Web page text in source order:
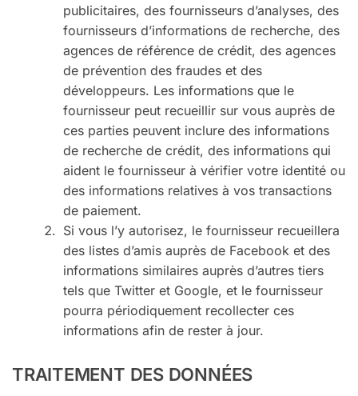
publicitaires, des fournisseurs d’analyses, des
fournisseurs d’informations de recherche, des
agences de référence de crédit, des agences
de prévention des fraudes et des
développeurs. Les informations que le
fournisseur peut recueillir sur vous auprès de
ces parties peuvent inclure des informations
de recherche de crédit, des informations qui
aident le fournisseur à vérifier votre identité ou
des informations relatives à vos transactions
de paiement.
Si vous l’y autorisez, le fournisseur recueillera
des listes d’amis auprès de Facebook et des
informations similaires auprès d’autres tiers
tels que Twitter et Google, et le fournisseur
pourra périodiquement recollecter ces
informations afin de rester à jour.
TRAITEMENT DES DONNÉES